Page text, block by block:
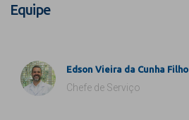
Equipe
Edson Vieira da Cunha Filho
Chefe de Serviço